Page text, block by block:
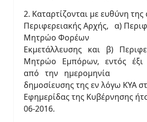
2. Καταρτίζονται με ευθύνη
Περιφερειακής Αρχής, α)
Μητρώο Φορέων
Εκμετάλλευσης και β)
Μητρώο Εμπόρων, εντός
από την ημερομηνία
δημοσίευσης της εν λόγω ΚΥΑ
Εφημερίδας της Κυβέρνησης
06-2016.